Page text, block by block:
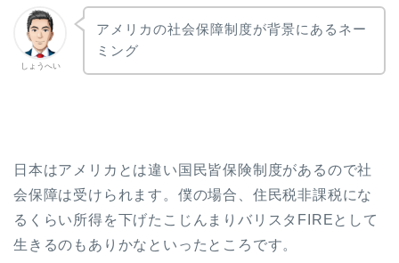
しょうへい
アメリカの社会保障制度が背景にあるネー
ミング
日本はアメリカとは違い国民皆保険制度があるので社
会保障は受けられます。僕の場合、住民税非課税にな
るくらい所得を下げたこじんまりバリスタFIREとして
生きるのもありかなといったところです。